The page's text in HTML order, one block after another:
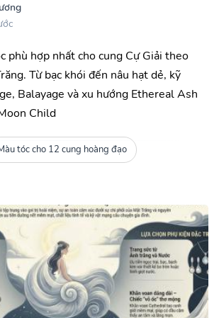
phù hợp nhất cho cung Cự Giải theo
Từ bạc khói đến nâu hạt dẻ, kỹ
Balayage và xu hướng Ethereal Ash
Child
tóc cho 12 cung hoàng đạo